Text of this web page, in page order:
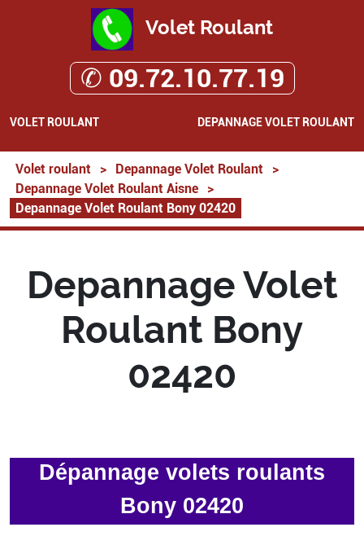
Volet Roulant
✆ 09.72.10.77.19
VOLET ROULANT DEPANNAGE VOLET ROULANT
Volet roulant > Depannage Volet Roulant
>
Depannage Volet Roulant Aisne
>
Depannage Volet Roulant Bony 02420
Depannage Volet
Roulant Bony
02420
Dépannage volets roulants
Bony 02420